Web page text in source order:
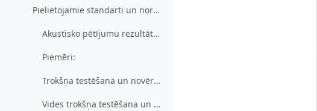
Pielietojamie standarti un normatīvi
Akustisko pētījumu rezultātu salīdzināšana ar LR likumdošanas aktos noteiktām pieļaujamām vērtībām
Piemēri:
Trokšņa testēšana un novērtēšana Telpā
Vides trokšņa testēšana un novērtēšana